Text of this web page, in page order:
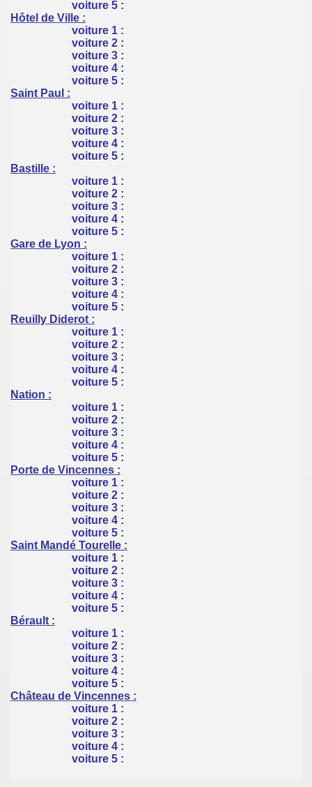
voiture 5 :
Hôtel de Ville :
voiture 1 :
voiture 2 :
voiture 3 :
voiture 4 :
voiture 5 :
Saint Paul :
voiture 1 :
voiture 2 :
voiture 3 :
voiture 4 :
voiture 5 :
Bastille :
voiture 1 :
voiture 2 :
voiture 3 :
voiture 4 :
voiture 5 :
Gare de Lyon :
voiture 1 :
voiture 2 :
voiture 3 :
voiture 4 :
voiture 5 :
Reuilly Diderot :
voiture 1 :
voiture 2 :
voiture 3 :
voiture 4 :
voiture 5 :
Nation :
voiture 1 :
voiture 2 :
voiture 3 :
voiture 4 :
voiture 5 :
Porte de Vincennes :
voiture 1 :
voiture 2 :
voiture 3 :
voiture 4 :
voiture 5 :
Saint Mandé Tourelle :
voiture 1 :
voiture 2 :
voiture 3 :
voiture 4 :
voiture 5 :
Bérault :
voiture 1 :
voiture 2 :
voiture 3 :
voiture 4 :
voiture 5 :
Château de Vincennes :
voiture 1 :
voiture 2 :
voiture 3 :
voiture 4 :
voiture 5 :